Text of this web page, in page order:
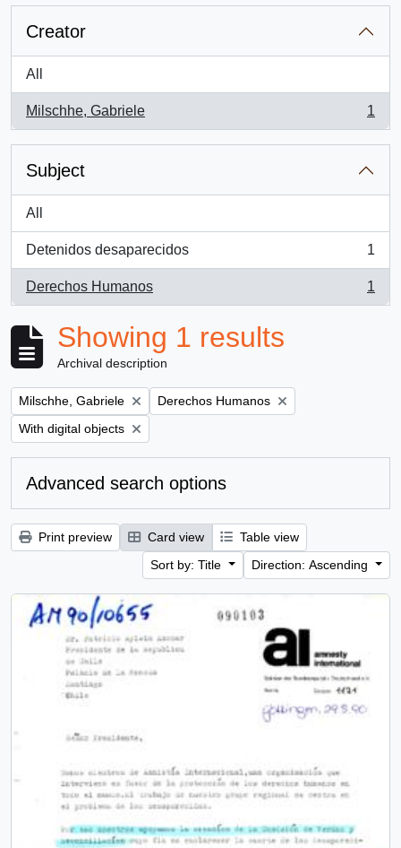
Creator
All
Milschhe, Gabriele
, 1 results
1
Subject
All
Detenidos desaparecidos
, 1 results
1
Derechos Humanos
, 1 results
1
Showing 1 results
Archival description
Remove filter:
Milschhe, Gabriele Remove filter:
Derechos Humanos
Remove filter:
With digital objects
Advanced search options
Print preview Card view
Table view
Sort by: Title
Direction: Ascending